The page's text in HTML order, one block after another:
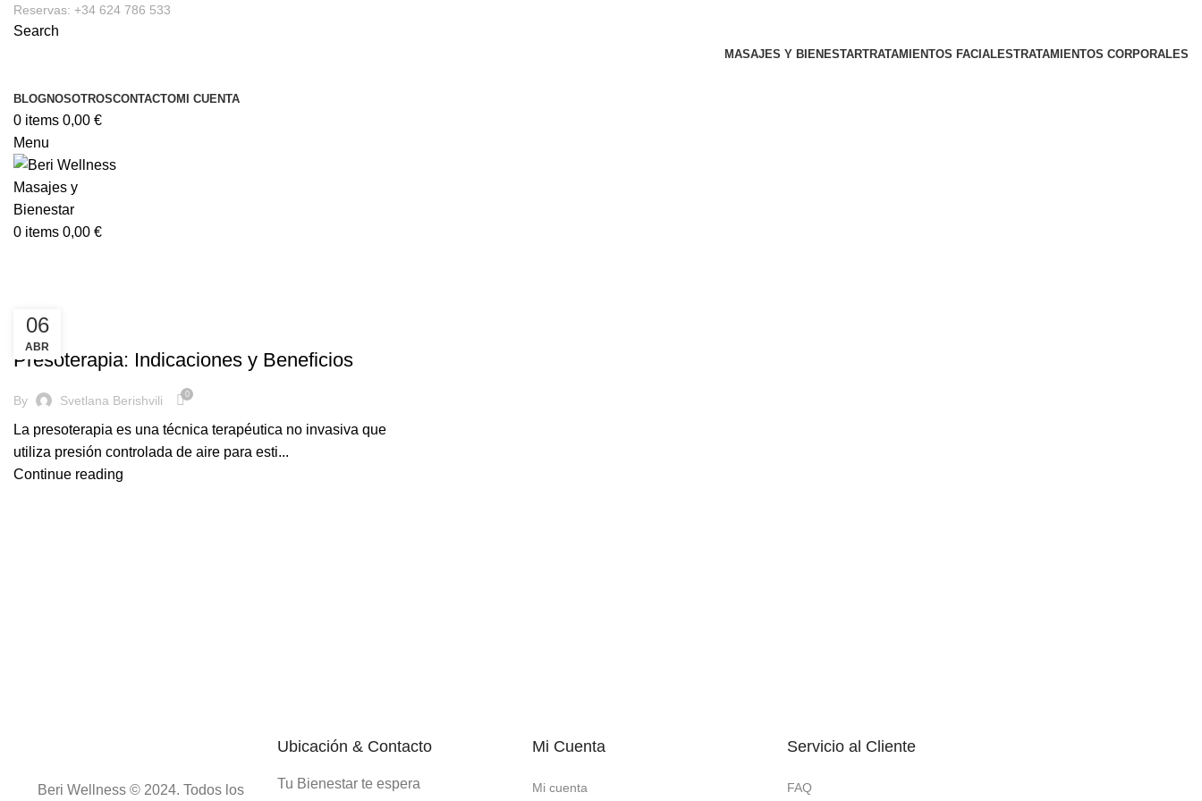
Reservas: +34 624 786 533
Search
MASAJES Y BIENESTARTRATAMIENTOS FACIALESTRATAMIENTOS CORPORALES
BLOGNOSOTROSCONTACTOMI CUENTA
0 items 0,00 €
Menu
0 items 0,00 €
06
ABR
ARTÍCULOS
Presoterapia: Indicaciones y Beneficios
By Svetlana Berishvili 0
La presoterapia es una técnica terapéutica no invasiva que
utiliza presión controlada de aire para esti...
Continue reading
Beri Wellness © 2024. Todos los
Ubicación & Contacto
Tu Bienestar te espera
Mi Cuenta
Mi cuenta
Servicio al Cliente
FAQ